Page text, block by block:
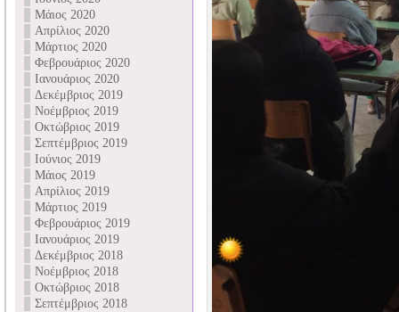
Μάιος 2020
Απρίλιος 2020
Μάρτιος 2020
Φεβρουάριος 2020
Ιανουάριος 2020
Δεκέμβριος 2019
Νοέμβριος 2019
Οκτώβριος 2019
Σεπτέμβριος 2019
Ιούνιος 2019
Μάιος 2019
Απρίλιος 2019
Μάρτιος 2019
Φεβρουάριος 2019
Ιανουάριος 2019
Δεκέμβριος 2018
Νοέμβριος 2018
Οκτώβριος 2018
Σεπτέμβριος 2018